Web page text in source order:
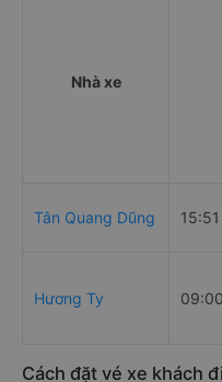
Nhà xe
Tân Quang Dũng
Hương Ty
Cách đặt vé xe khách